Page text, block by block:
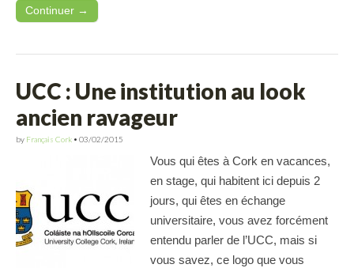
Continuer →
UCC : Une institution au look
ancien ravageur
by Français Cork • 03/02/2015
Vous qui êtes à Cork en vacances,
en stage, qui habitent ici depuis 2
jours, qui êtes en échange
universitaire, vous avez forcément
entendu parler de l’UCC, mais si
vous savez, ce logo que vous